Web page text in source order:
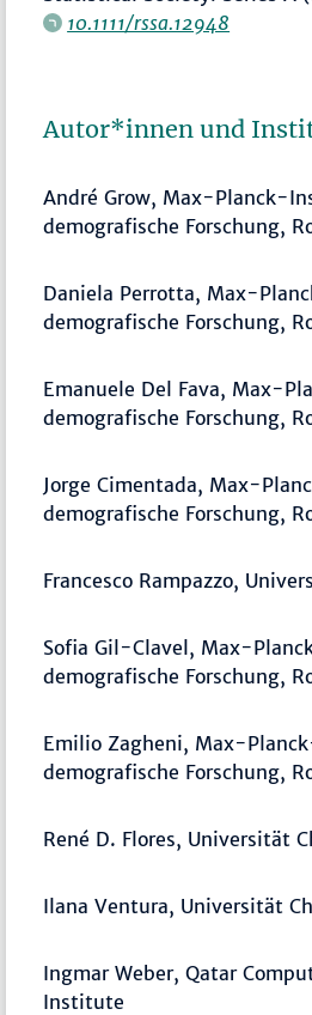
10.1111/rssa.12948
Autor*innen und
André Grow, Max-Planck-
demografische Forschung,
Daniela Perrotta, Max-
demografische Forschung,
Emanuele Del Fava, Max-
demografische Forschung,
Jorge Cimentada, Max-
demografische Forschung,
Francesco Rampazzo,
Sofia Gil-Clavel, Max-
demografische Forschung,
Emilio Zagheni, Max-
demografische Forschung,
René D. Flores, Universität
Ilana Ventura, Universität
Ingmar Weber, Qatar
Institute